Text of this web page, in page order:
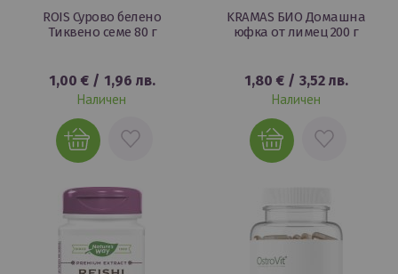
ROIS Сурово белено
Тиквено семе 80 г
1,00 €/ 1,96 лв.
Наличен
ДОБАВИ
ЛЮБИМИ
KRAMAS БИО Домашна
юфка от лимец 200 г
1,80 €/ 3,52 лв.
Наличен
ДОБАВИ